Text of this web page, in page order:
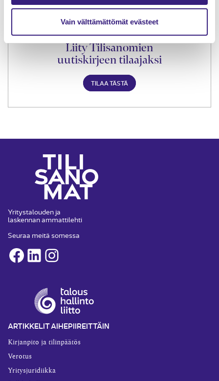
Vain välttämättömät evästeet
Liity Tilisanomien
uutiskirjeen tilaajaksi
TILAA TÄSTÄ
Yritystalouden ja
laskennan ammattilehti
Seuraa meitä somessa
Facebook
LinkedInInstagram
ARTIKKELIT AIHEPIIREITTÄIN
Kirjanpito ja tilinpäätös
Verotus
Yritysjuridiikka